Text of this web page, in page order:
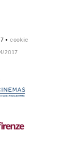
• cookie
2017